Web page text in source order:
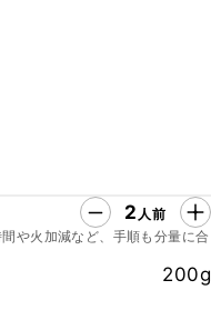
2 人前
や火加減など、手順も分量に合
200g